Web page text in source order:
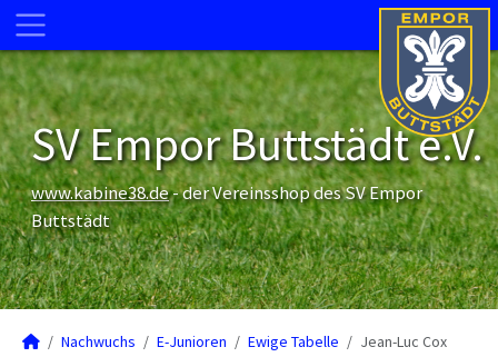
SV Empor Buttstädt e.V.
www.kabine38.de- der Vereinsshop des SV Empor
Buttstädt
Nachwuchs E-Junioren Ewige Tabelle Jean-Luc Cox